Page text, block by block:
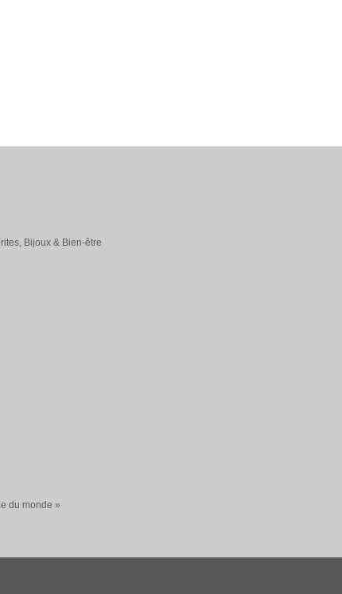
Bijoux & Bien-être
du monde »